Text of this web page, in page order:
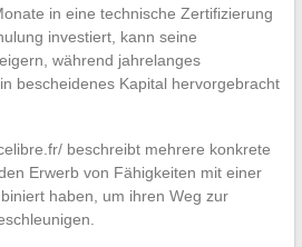
in eine technische Zertifizierung
investiert, kann seine
während jahrelanges
bescheidenes Kapital hervorgebracht
beschreibt mehrere konkrete
Erwerb von Fähigkeiten mit einer
haben, um ihren Weg zur